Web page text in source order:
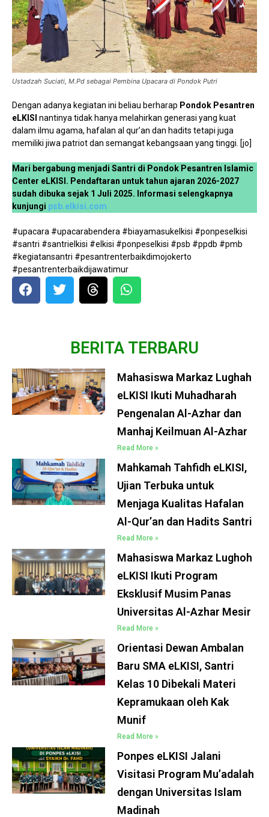
Ustadzah Suciati, M.Pd sebagai Pembina Upacara di Pondok Putri
Dengan adanya kegiatan ini beliau berharap Pondok Pesantren
eLKISI nantinya tidak hanya melahirkan generasi yang kuat
dalam ilmu agama, hafalan al qur’an dan hadits tetapi juga
memiliki jiwa patriot dan semangat kebangsaan yang tinggi. [jo]
Mari bergabung menjadi Santri di Pondok Pesantren Islamic
Center eLKISI. Pendaftaran untuk tahun ajaran 2026-2027
sudah dibuka sejak 1 Juli 2025. Informasi selengkapnya
kunjungi psb.elkisi.com
#upacara #upacarabendera #biayamasukelkisi #ponpeselkisi
#santri #santrielkisi #elkisi #ponpeselkisi #psb #ppdb #pmb
#kegiatansantri #pesantrenterbaikdimojokerto
#pesantrenterbaikdijawatimur
BERITA TERBARU
Mahasiswa Markaz Lughah
eLKISI Ikuti Muhadharah
Pengenalan Al-Azhar dan
Manhaj Keilmuan Al-Azhar
Read More »
Mahkamah Tahfidh eLKISI,
Ujian Terbuka untuk
Menjaga Kualitas Hafalan
Al-Qur’an dan Hadits Santri
Read More »
Mahasiswa Markaz Lughoh
eLKISI Ikuti Program
Eksklusif Musim Panas
Universitas Al-Azhar Mesir
Read More »
Orientasi Dewan Ambalan
Baru SMA eLKISI, Santri
Kelas 10 Dibekali Materi
Kepramukaan oleh Kak
Munif
Read More »
Ponpes eLKISI Jalani
Visitasi Program Mu’adalah
dengan Universitas Islam
Madinah